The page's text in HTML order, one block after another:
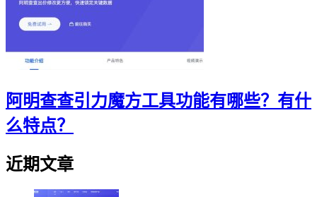
阿明查查引力魔方工具功能有哪些？有什
么特点？
近期文章